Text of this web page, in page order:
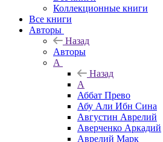
Коллекционные книги
Все книги
Авторы
Назад
Авторы
А
Назад
А
Аббат Прево
Абу Али Ибн Сина
Августин Аврелий
Аверченко Аркадий
Аврелий Марк